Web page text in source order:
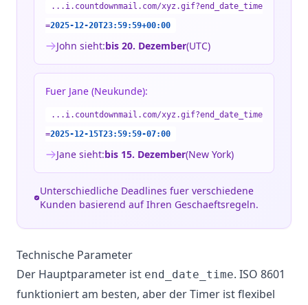
...i.countdownmail.com/xyz.gif?end_date_time
=2025-12-20T23:59:59+00:00
John sieht:bis 20. Dezember(UTC)
Fuer Jane (Neukunde):
...i.countdownmail.com/xyz.gif?end_date_time
=2025-12-15T23:59:59-07:00
Jane sieht:bis 15. Dezember(New York)
Unterschiedliche Deadlines fuer verschiedene
Kunden basierend auf Ihren Geschaeftsregeln.
Technische Parameter
Der Hauptparameter ist end_date_time. ISO 8601
funktioniert am besten, aber der Timer ist flexibel